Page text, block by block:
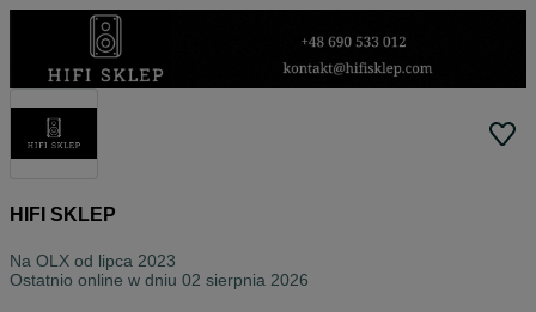
HIFI SKLEP
Na OLX od lipca 2023
Ostatnio online w dniu 02 sierpnia 2026